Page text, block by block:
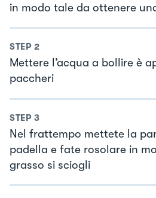
in modo tale da ottenere
STEP 2
Mettere l’acqua a bollire è
paccheri
STEP 3
Nel frattempo mettete la
padella e fate rosolare in
grasso si sciogli